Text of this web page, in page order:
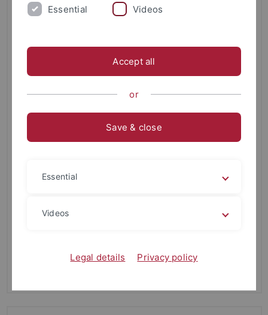
nicht mehr geputzt“. Die extreme Rechte als
Read more
Essential Videos
Accept all
or
Save & close
Essential
Videos
Legal details Privacy policy